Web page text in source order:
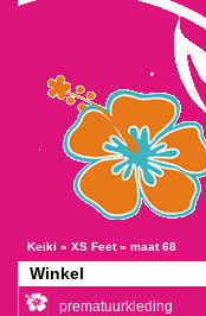
Keiki » XS Feet» maat 68
Winkel
prematuurkleding